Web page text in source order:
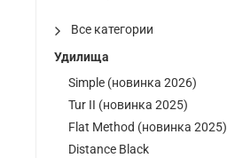
Все категории
Удилища
Simple (новинка 2026)
Tur II (новинка 2025)
Flat Method (новинка 2025)
Distance Black